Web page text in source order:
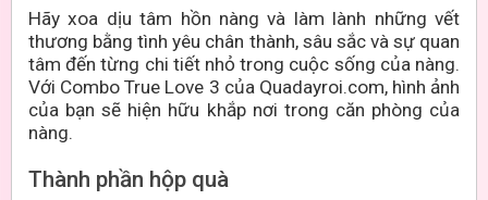
Hãy xoa dịu tâm hồn nàng và làm lành những vết
thương bằng tình yêu chân thành, sâu sắc và sự quan
tâm đến từng chi tiết nhỏ trong cuộc sống của nàng.
Với Combo True Love 3 của Quadayroi.com, hình ảnh
của bạn sẽ hiện hữu khắp nơi trong căn phòng của
nàng.
Thành phần hộp quà